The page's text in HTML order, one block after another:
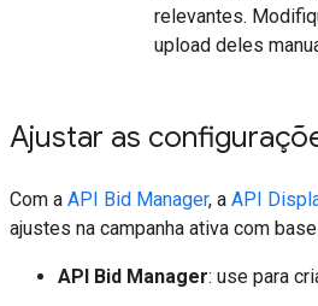
relevantes.
upload deles
Ajustar as
Com a API Bid Manager, a API
ajustes na campanha ativa com
API Bid Manager: use para